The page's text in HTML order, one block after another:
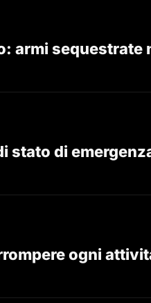
armi sequestrate
di
ogni